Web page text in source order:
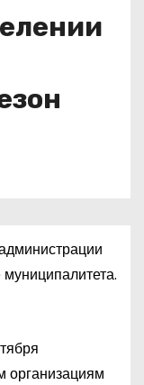
организациям